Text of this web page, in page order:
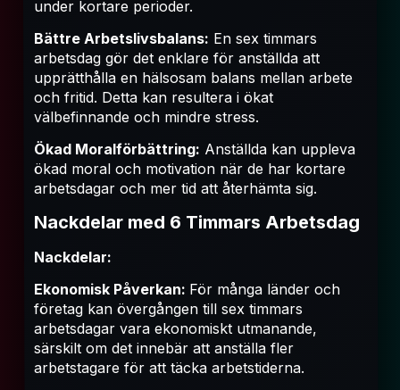
under kortare perioder.
Bättre Arbetslivsbalans: En sex timmars
arbetsdag gör det enklare för anställda att
upprätthålla en hälsosam balans mellan arbete
och fritid. Detta kan resultera i ökat
välbefinnande och mindre stress.
Ökad Moralförbättring: Anställda kan uppleva
ökad moral och motivation när de har kortare
arbetsdagar och mer tid att återhämta sig.
Nackdelar med 6 Timmars Arbetsdag
Nackdelar:
Ekonomisk Påverkan: För många länder och
företag kan övergången till sex timmars
arbetsdagar vara ekonomiskt utmanande,
särskilt om det innebär att anställa fler
arbetstagare för att täcka arbetstiderna.